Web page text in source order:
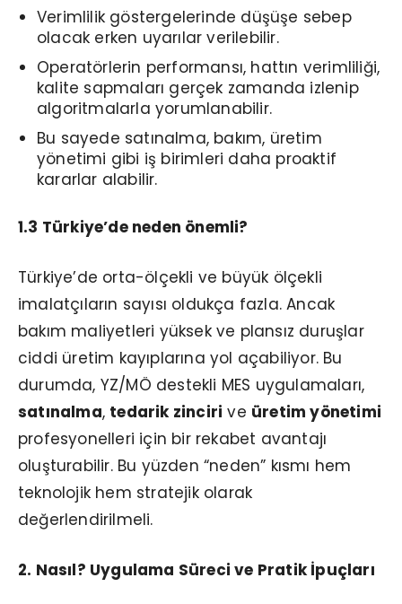
Verimlilik göstergelerinde düşüşe sebep
olacak erken uyarılar verilebilir.
Operatörlerin performansı, hattın verimliliği,
kalite sapmaları gerçek zamanda izlenip
algoritmalarla yorumlanabilir.
Bu sayede satınalma, bakım, üretim
yönetimi gibi iş birimleri daha proaktif
kararlar alabilir.
1.3 Türkiye’de neden önemli?
Türkiye’de orta-ölçekli ve büyük ölçekli
imalatçıların sayısı oldukça fazla. Ancak
bakım maliyetleri yüksek ve plansız duruşlar
ciddi üretim kayıplarına yol açabiliyor. Bu
durumda, YZ/MÖ destekli MES uygulamaları,
satınalma, tedarik zinciri ve üretim yönetimi
profesyonelleri için bir rekabet avantajı
oluşturabilir. Bu yüzden “neden” kısmı hem
teknolojik hem stratejik olarak
değerlendirilmeli.
2. Nasıl? Uygulama Süreci ve Pratik İpuçları